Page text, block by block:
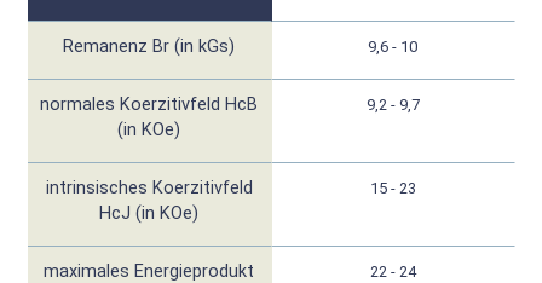
Remanenz Br (in kGs) 9,6 - 10
normales Koerzitivfeld HcB
(in KOe)
9,2 - 9,7
intrinsisches Koerzitivfeld
HcJ (in KOe)
15 - 23
maximales Energieprodukt
22 - 24